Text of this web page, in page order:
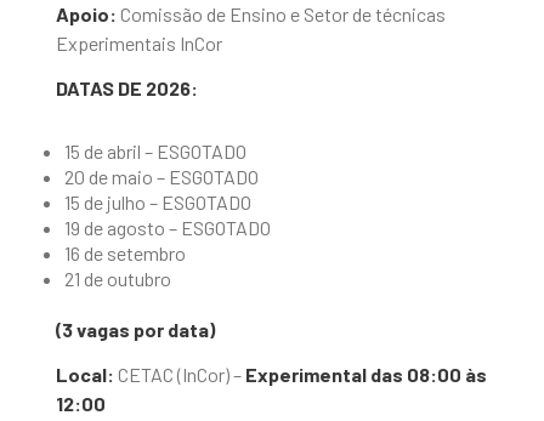
Apoio: Comissão de Ensino e Setor de técnicas
Experimentais InCor
DATAS DE 2026:
15 de abril – ESGOTADO
20 de maio – ESGOTADO
15 de julho – ESGOTADO
19 de agosto – ESGOTADO
16 de setembro
21 de outubro
(3 vagas por data)
Local: CETAC (InCor) –Experimental das 08:00 às
12:00